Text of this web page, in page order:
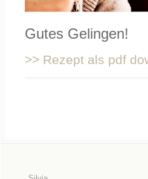
Gutes Gelingen!
>> Rezept als pdf